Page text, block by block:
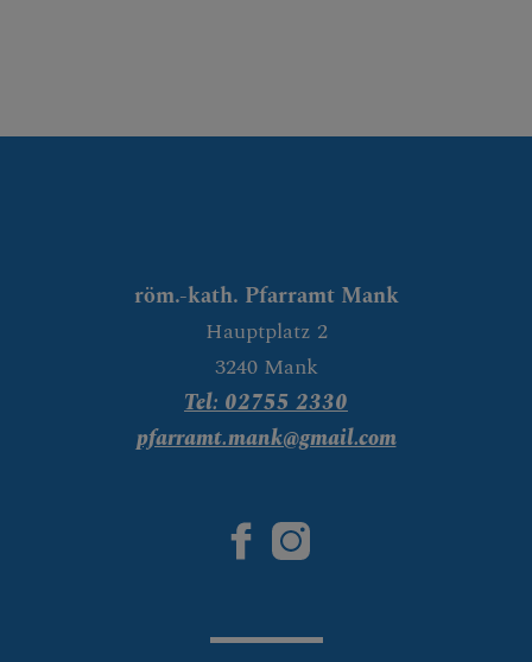
röm.-kath. Pfarramt Mank
Hauptplatz 2
3240 Mank
Tel: 02755 2330
pfarramt.mank@gmail.com